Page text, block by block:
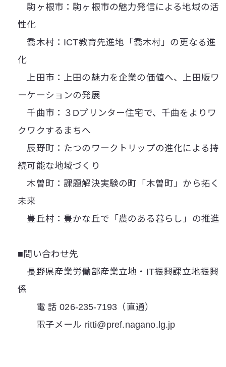
駒ヶ根市：駒ヶ根市の魅力発信による地域の活
性化
喬木村：ICT教育先進地「喬木村」の更なる進
化
上田市：上田の魅力を企業の価値へ、上田版ワ
ーケーションの発展
千曲市：３Dプリンター住宅で、千曲をよりワ
クワクするまちへ
辰野町：たつのワークトリップの進化による持
続可能な地域づくり
木曽町：課題解決実験の町「木曽町」から拓く
未来
豊丘村：豊かな丘で「農のある暮らし」の推進
■問い合わせ先
長野県産業労働部産業立地・IT振興課立地振興
係
電 話 026-235-7193（直通）
電子メール ritti@pref.nagano.lg.jp